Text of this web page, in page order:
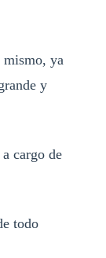
mismo, ya
y
cargo de
todo